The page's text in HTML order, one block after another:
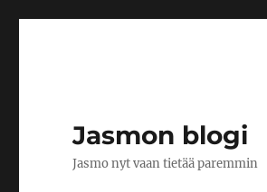
Jasmon blogi
Jasmo nyt vaan tietää paremmin